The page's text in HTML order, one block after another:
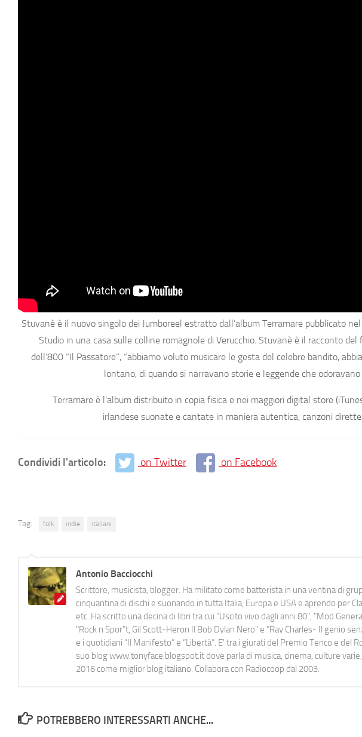
Stuvanè è il nuovo singolo dei Jumboreel estratto dall’album Terramarepubblicato nel
Studio in una casa sulle colline romagnole di Verucchio. Stuvanè è il racconto del
dell’800 “Il Passatore”, “abbiamo voluto musicare le gesta del celebre bandito,
lontano, di quando si narravano storie e leggende che
Terramare è l’album distribuito in copia fisica e nei maggiori digital store
irlandese suonate e cantate in maniera autentica, canzoni
Condividi l'articolo: on Twitter on Facebook
Tag: folk indie italiani
Antonio Bacciocchi
Scrittore, musicista, blogger. Ha militato come batterista in una ventina di
cinquantina di dischi e suonando in tutta Italia, Europa e USA e aprendo per
etc. Ha scritto una decina di libri tra cui "Uscito vivo dagli anni 80", "Mod
"Rock n Spor"t, Gil Scott-Heron Il Bob Dylan Nero" e "Ray Charles- Il genio
e i quotidiani “Il Manifesto” e “Libertà”. E' tra i giurati del Premio Tenco e del
suo blog www.tonyface.blogspot.it dove parla di musica, cinema, culture
2016 come miglior blog italiano. Collabora con Radiocoop dal 2003.
POTREBBERO INTERESSARTI ANCHE...